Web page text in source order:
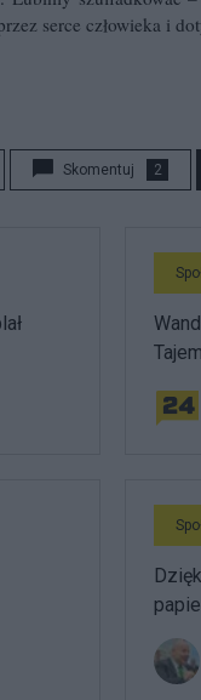
serce człowieka i
Skomentuj 2